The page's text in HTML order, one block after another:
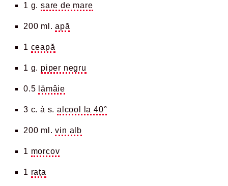
1 g. sare de mare
200 ml.apă
1 ceapă
1 g. piper negru
0.5 lămâie
3 c. à s. alcool la 40°
200 ml.vin alb
1 morcov
1 rața